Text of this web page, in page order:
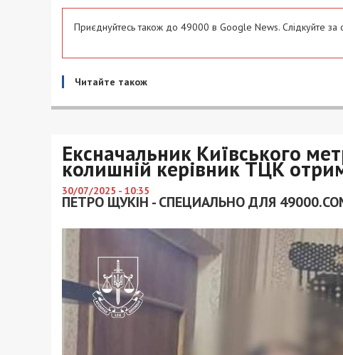
Приєднуйтесь також до 49000 в Google News. Слідкуйте за
Читайте також
Ексначальник Київського
колишній керівник ТЦК
30/07/2025 - 10:35
ПЕТРО ЩУКІН - СПЕЦИАЛЬНО ДЛЯ